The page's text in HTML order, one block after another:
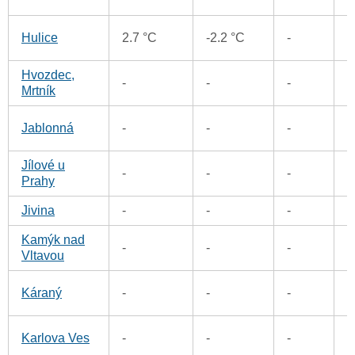
Hulice 2.7 °C -2.2 °C -
Hvozdec,
Mrtník
- - -
Jablonná - - -
Jílové u
Prahy
- - -
Jivina - - -
Kamýk nad
Vltavou
- - -
Káraný - - -
Karlova Ves - - -